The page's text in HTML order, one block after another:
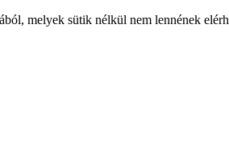
melyek sütik nélkül nem lennének